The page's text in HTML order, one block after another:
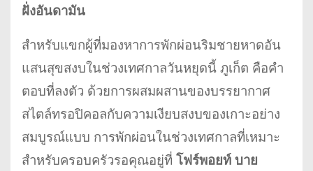
ฝั่งอันดามัน
สำหรับแขกผู้ที่มองหาการพักผ่อนริมชายหาดอัน
แสนสุขสงบในช่วงเทศกาลวันหยุดนี้ ภูเก็ต คือคำ
ตอบที่ลงตัว ด้วยการผสมผสานของบรรยากาศ
สไตล์ทรอปิคอลกับความเงียบสงบของเกาะอย่าง
สมบูรณ์แบบ การพักผ่อนในช่วงเทศกาลที่เหมาะ
สำหรับครอบครัวรอคุณอยู่ที่ โฟร์พอยท์ บาย